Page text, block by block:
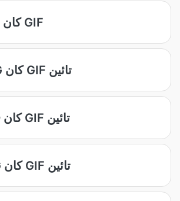
PDF کان GIF
PNG کان GIF تائين
PSD کان GIF تائين
SVG کان GIF تائين